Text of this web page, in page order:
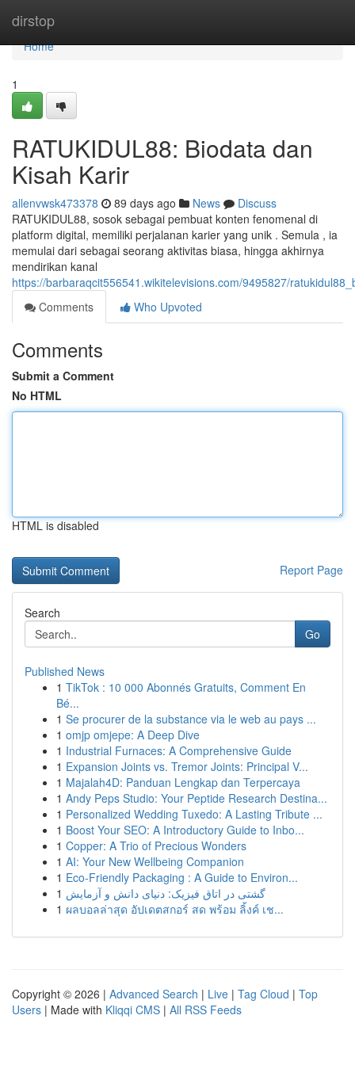
dirstop
Home
Home
1
RATUKIDUL88: Biodata dan
Kisah Karir
allenvwsk473378 89 days ago News
Discuss
RATUKIDUL88, sosok sebagai pembuat konten fenomenal di
platform digital, memiliki perjalanan karier yang unik . Semula , ia
memulai dari sebagai seorang aktivitas biasa, hingga akhirnya
mendirikan kanal
https://barbaraqcit556541.wikitelevisions.com/9495827/
Comments
Who Upvoted
Comments
Submit a Comment
No HTML
HTML is disabled
Report Page
Search
Go
Published News
1 TikTok : 10 000 Abonnés Gratuits, Comment En
Bé...
1 Se procurer de la substance via le web au pays ...
1 omjp omjepe: A Deep Dive
1 Industrial Furnaces: A Comprehensive Guide
1 Expansion Joints vs. Tremor Joints: Principal V...
1 Majalah4D: Panduan Lengkap dan Terpercaya
1 Andy Peps Studio: Your Peptide Research Destina...
1 Personalized Wedding Tuxedo: A Lasting Tribute ...
1 Boost Your SEO: A Introductory Guide to Inbo...
1 Copper: A Trio of Precious Wonders
1 AI: Your New Wellbeing Companion
1 Eco-Friendly Packaging : A Guide to Environ...
1 گشتی در اتاق فیزیک: دنیای دانش و آزمایش
1 ผลบอลล่าสุด อัปเดตสกอร์ สด พร้อม ลิ้งค์ เช...
Copyright © 2026 | Advanced Search | Live | Tag Cloud | Top
Users | Made with Kliqqi CMS | All RSS Feeds